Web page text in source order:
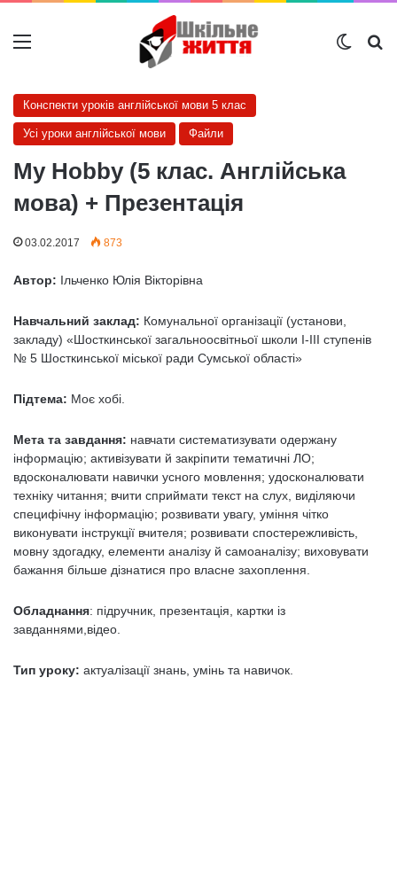
Меню
Конспекти уроків англійської мови 5 клас
Усі уроки англійської мови Файли
My Hobby (5 клас. Англійська
мова) + Презентація
03.02.2017 873
Автор: Ільченко Юлія Вікторівна
Навчальний заклад: Комунальної організації (установи,
закладу) «Шосткинської загальноосвітньої школи І-ІІІ ступенів
№ 5 Шосткинської міської ради Сумської області»
Підтема: Моє хобі.
Мета та завдання: навчати систематизувати одержану
інформацію; активізувати й закріпити тематичні ЛО;
вдосконалювати навички усного мовлення; удосконалювати
техніку читання; вчити сприймати текст на слух, виділяючи
специфічну інформацію; розвивати увагу, уміння чітко
виконувати інструкції вчителя; розвивати спостережливість,
мовну здогадку, елементи аналізу й самоаналізу; виховувати
бажання більше дізнатися про власне захоплення.
Обладнання: підручник, презентація, картки із
завданнями,відео.
Тип уроку: актуалізації знань, умінь та навичок.